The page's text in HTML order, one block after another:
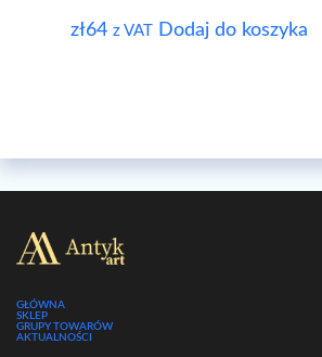
zł64 z VAT Dodaj do koszyka
GŁÓWNA
SKLEP
GRUPY TOWARÓW
AKTUALNOŚCI